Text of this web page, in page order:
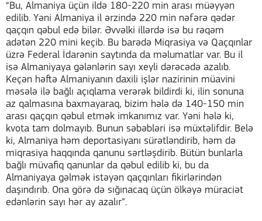
“Bu, Almaniya üçün ildə 180-220 min arası müəyyən
edilib. Yəni Almaniya il ərzində 220 min nəfərə qədər
qaçqın qəbul edə bilər. Əvvəlki illərdə isə bu rəqəm
adətən 220 mini keçib. Bu barədə Miqrasiya və Qaçqınlar
üzrə Federal İdarənin saytında da məlumatlar var. Bu il
isə Almaniyaya gələnlərin sayı xeyli dərəcədə azalıb.
Keçən həftə Almaniyanın daxili işlər nazirinin müavini
məsələ ilə bağlı açıqlama verərək bildirdi ki, ilin sonuna
az qalmasına baxmayaraq, bizim hələ də 140-150 min
arası qaçqın qəbul etmək imkanımız var. Yəni hələ ki,
kvota tam dolmayıb. Bunun səbəbləri isə müxtəlifdir. Belə
ki, Almaniya həm deportasiyanı sürətləndirib, həm də
miqrasiya haqqında qanunu sərtləşdirib. Bütün bunlarla
bağlı müvafiq qanunlar da qəbul edilib ki, bu da
Almaniyaya gəlmək istəyən qaçqınları fikirlərindən
daşındırıb. Ona görə də sığınacaq üçün ölkəyə müraciət
edənlərin sayı hər ay azalır”.